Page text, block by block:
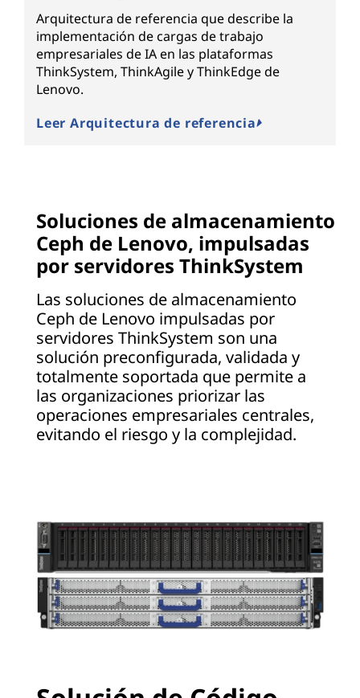
Arquitectura de referencia que describe la
implementación de cargas de trabajo
empresariales de IA en las plataformas
ThinkSystem, ThinkAgile y ThinkEdge de
Lenovo.
Leer Arquitectura de referencia
Soluciones de almacenamiento
Ceph de Lenovo, impulsadas
por servidores ThinkSystem
Las soluciones de almacenamiento
Ceph de Lenovo impulsadas por
servidores ThinkSystem son una
solución preconfigurada, validada y
totalmente soportada que permite a
las organizaciones priorizar las
operaciones empresariales centrales,
evitando el riesgo y la complejidad.